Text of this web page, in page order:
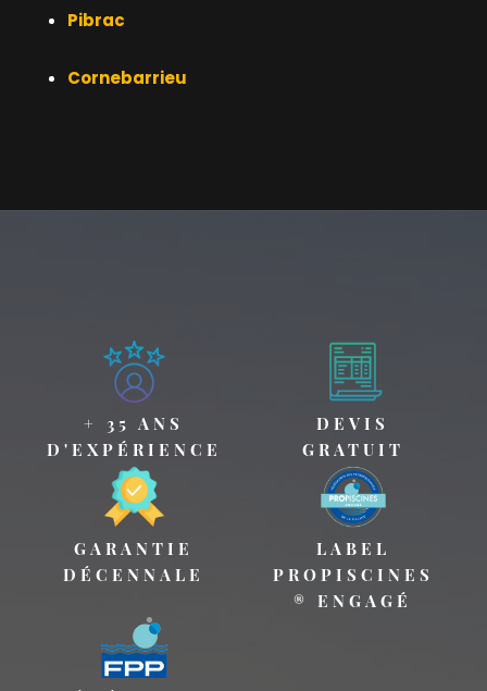
Pibrac
Cornebarrieu
+ 35 ANS
D'EXPÉRIENCE
DEVIS
GRATUIT
GARANTIE
DÉCENNALE
LABEL
PROPISCINES
® ENGAGÉ